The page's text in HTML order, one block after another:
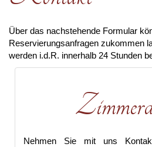
Über das nachstehende Formular
Reservierungsanfragen zukommen
werden i.d.R. innerhalb 24 Stunden
Nehmen Sie mit uns